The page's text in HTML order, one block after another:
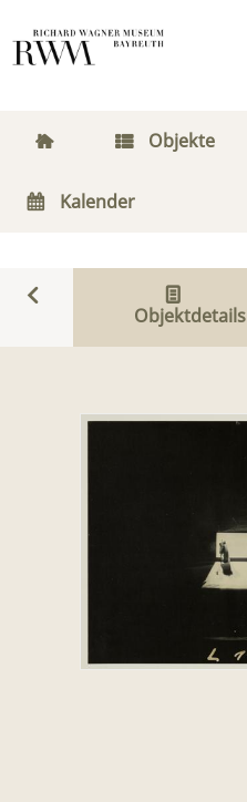
Objekte
Kalender
Objektdetails